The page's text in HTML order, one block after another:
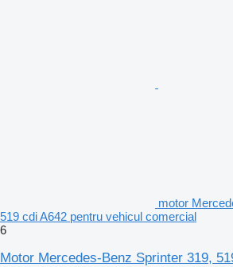
motor
519 cdi A642 pentru vehicul comercial
6
Motor Mercedes-Benz Sprinter 319,